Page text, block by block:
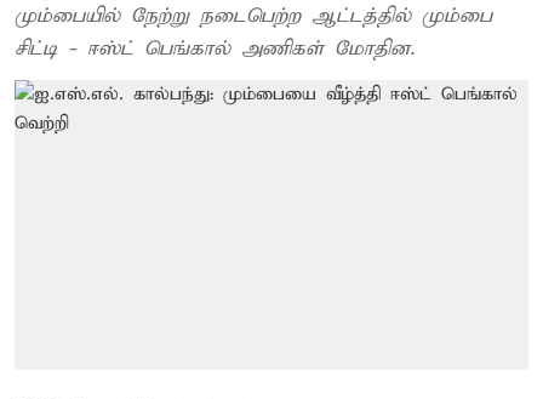
மும்பையில் நேற்று நடைபெற்ற ஆட்டத்தில் மும்பை
சிட்டி - ஈஸ்ட் பெங்கால் அணிகள் மோதின.